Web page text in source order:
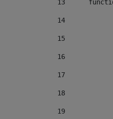
13
14
15
16
17
18
19